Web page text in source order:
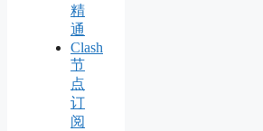
精
通
Clash
节
点
订
阅